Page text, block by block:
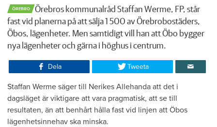
ÖREBRO
​Örebros kommunalråd Staffan Werme, FP, står
fast vid planerna på att sälja 1 500 av Örebrobostäders,
Öbos, lägenheter. Men samtidigt vill han att Öbo bygger
nya lägenheter och gärna i höghus i centrum.
Dela Tweeta
​Staffan Werme säger till Nerikes Allehanda att det i
dagsläget är viktigare att vara pragmatisk, att se till
resultaten, än att benhårt hålla fast vid linjen att Öbos
lägenhetsinnehav ska minska.